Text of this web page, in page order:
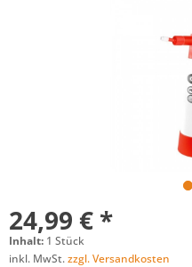
24,99 € *
Inhalt: 1 Stück
inkl. MwSt.zzgl. Versandkosten